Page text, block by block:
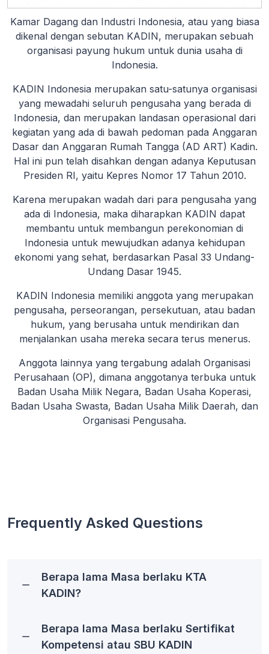
Kamar Dagang dan Industri Indonesia, atau yang biasa
dikenal dengan sebutan KADIN, merupakan sebuah
organisasi payung hukum untuk dunia usaha di
Indonesia.
KADIN Indonesia merupakan satu-satunya organisasi
yang mewadahi seluruh pengusaha yang berada di
Indonesia, dan merupakan landasan operasional dari
kegiatan yang ada di bawah pedoman pada Anggaran
Dasar dan Anggaran Rumah Tangga (AD ART) Kadin.
Hal ini pun telah disahkan dengan adanya Keputusan
Presiden RI, yaitu Kepres Nomor 17 Tahun 2010.
Karena merupakan wadah dari para pengusaha yang
ada di Indonesia, maka diharapkan KADIN dapat
membantu untuk membangun perekonomian di
Indonesia untuk mewujudkan adanya kehidupan
ekonomi yang sehat, berdasarkan Pasal 33 Undang-
Undang Dasar 1945.
KADIN Indonesia memiliki anggota yang merupakan
pengusaha, perseorangan, persekutuan, atau badan
hukum, yang berusaha untuk mendirikan dan
menjalankan usaha mereka secara terus menerus.
Anggota lainnya yang tergabung adalah Organisasi
Perusahaan (OP), dimana anggotanya terbuka untuk
Badan Usaha Milik Negara, Badan Usaha Koperasi,
Badan Usaha Swasta, Badan Usaha Milik Daerah, dan
Organisasi Pengusaha.
Frequently Asked Questions
Berapa lama Masa berlaku KTA
KADIN?
Berapa lama Masa berlaku Sertifikat
Kompetensi atau SBU KADIN